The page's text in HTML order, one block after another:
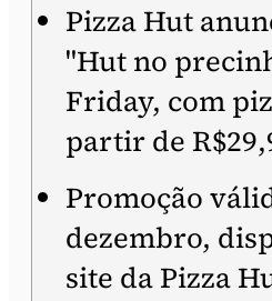
Pizza Hut
"Hut no
Friday, com
partir de
Promoção
dezembro,
site da Pizza